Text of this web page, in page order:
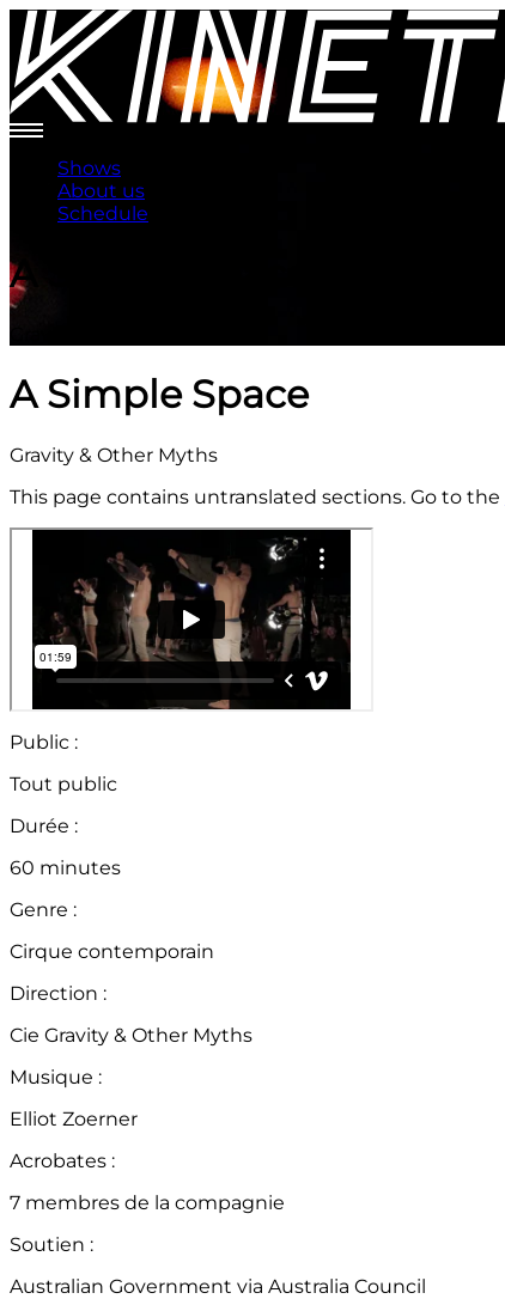
Shows
About us
Schedule
A Simple Space
A Simple Space
Gravity & Other Myths
This page contains untranslated sections. Go to the
Public :
Tout public
Durée :
60 minutes
Genre :
Cirque contemporain
Direction :
Cie Gravity & Other Myths
Musique :
Elliot Zoerner
Acrobates :
7 membres de la compagnie
Soutien :
Australian Government via Australia Council